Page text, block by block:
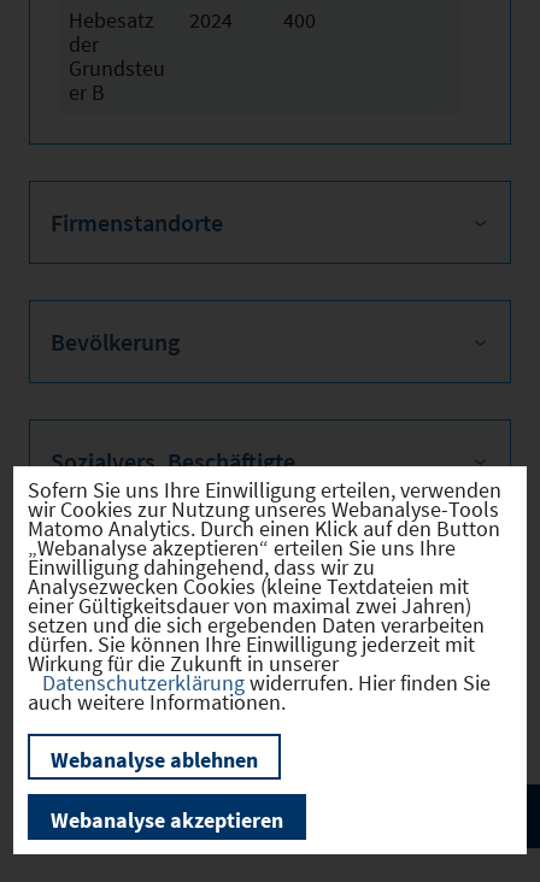
Hebesatz
der
Grundsteu
er B
2024 400
Firmenstandorte
Bevölkerung
Sozialvers. Beschäftigte
Verkehrsinfrastruktur
Kommunale Infrastruktur
Sofern Sie uns Ihre Einwilligung erteilen, verwenden
wir Cookies zur Nutzung unseres Webanalyse-Tools
Matomo Analytics. Durch einen Klick auf den Button
„Webanalyse akzeptieren“ erteilen Sie uns Ihre
Einwilligung dahingehend, dass wir zu
Analysezwecken Cookies (kleine Textdateien mit
einer Gültigkeitsdauer von maximal zwei Jahren)
setzen und die sich ergebenden Daten verarbeiten
dürfen. Sie können Ihre Einwilligung jederzeit mit
Wirkung für die Zukunft in unserer
Datenschutzerklärungwiderrufen. Hier finden Sie
auch weitere Informationen.
Webanalyse ablehnen
Webanalyse akzeptieren